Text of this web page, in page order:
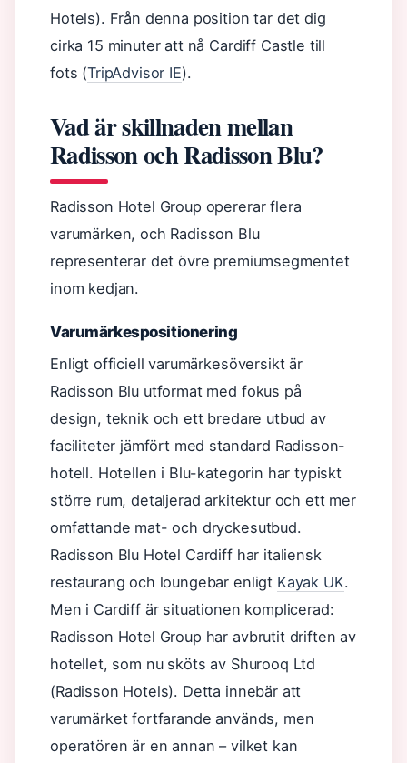
Hotels). Från denna position tar det dig
cirka 15 minuter att nå Cardiff Castle till
fots (TripAdvisor IE).
Vad är skillnaden mellan
Radisson och Radisson Blu?
Radisson Hotel Group opererar flera
varumärken, och Radisson Blu
representerar det övre premiumsegmentet
inom kedjan.
Varumärkespositionering
Enligt officiell varumärkesöversikt är
Radisson Blu utformat med fokus på
design, teknik och ett bredare utbud av
faciliteter jämfört med standard Radisson-
hotell. Hotellen i Blu-kategorin har typiskt
större rum, detaljerad arkitektur och ett mer
omfattande mat- och dryckesutbud.
Radisson Blu Hotel Cardiff har italiensk
restaurang och loungebar enligt Kayak UK.
Men i Cardiff är situationen komplicerad:
Radisson Hotel Group har avbrutit driften av
hotellet, som nu sköts av Shurooq Ltd
(Radisson Hotels). Detta innebär att
varumärket fortfarande används, men
operatören är en annan – vilket kan